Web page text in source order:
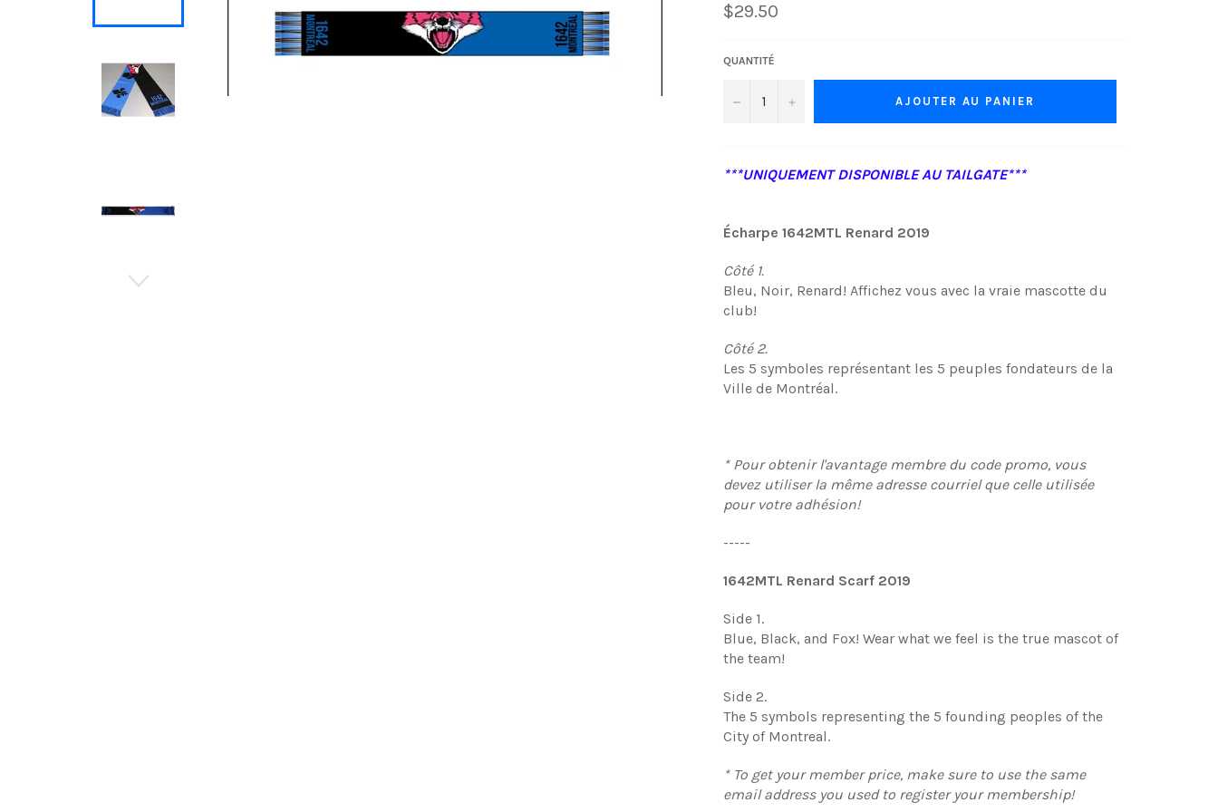
Prix
régulier
$29.50
QUANTITÉ
− + AJOUTER AU PANIER
***UNIQUEMENT DISPONIBLE AU TAILGATE***
Écharpe 1642MTL Renard 2019
Côté 1.
Bleu, Noir, Renard! Affichez vous avec la vraie mascotte du
club!
Côté 2.
Les 5 symboles représentant les 5 peuples fondateurs de la
Ville de Montréal.
* Pour obtenir l'avantage membre du code promo, vous
devez utiliser la même adresse courriel que celle utilisée
pour votre adhésion!
-----
1642MTL Renard Scarf 2019
Side 1.
Blue, Black, and Fox! Wear what we feel is the true mascot of
the team!
Side 2.
The 5 symbols representing the 5 founding peoples of the
City of Montreal.
* To get your member price, make sure to use the same
email address you used to register your membership!